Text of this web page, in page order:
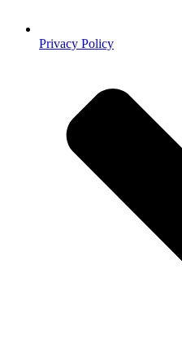
Privacy Policy